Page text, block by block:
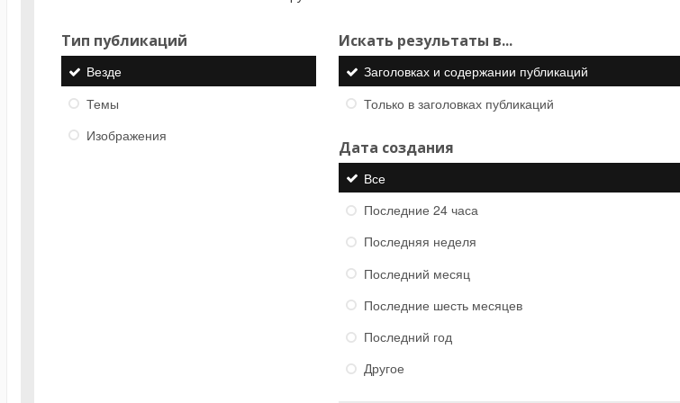
Тип публикаций
Везде
Темы
Изображения
Искать результаты в...
Заголовках и содержании публикаций
Только в заголовках публикаций
Дата создания
Все
Последние 24 часа
Последняя неделя
Последний месяц
Последние шесть месяцев
Последний год
Другое